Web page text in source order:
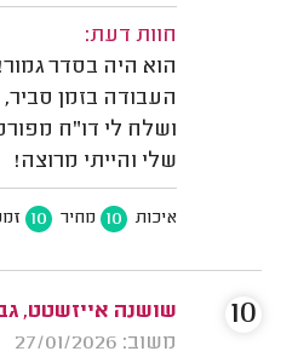
חוות דעת:
הוא היה בסדר
העבודה בזמן
ושלח לי דו"ח
שלי והייתי מרוצה!
איכות 10 מחיר 10
שושנה אייזשטט,
משוב: 27/01/2026
10